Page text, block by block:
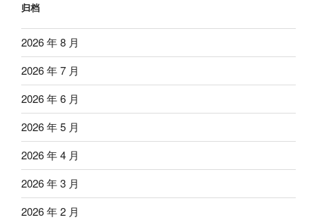
归档
2026 年 8 月
2026 年 7 月
2026 年 6 月
2026 年 5 月
2026 年 4 月
2026 年 3 月
2026 年 2 月